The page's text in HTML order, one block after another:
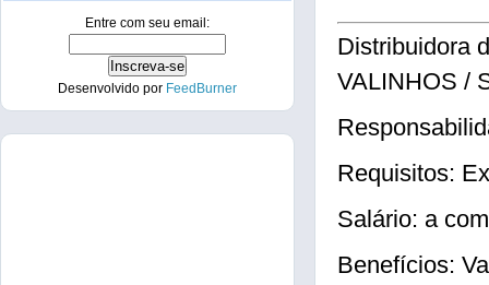
Distribuidora
VALINHOS /
Requisitos:
Salário: a
Benefícios:
Entre com seu email:
Desenvolvido por FeedBurner